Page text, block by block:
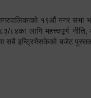
१९औं नगर सभा
लागि महत्त्वपूर्ण नीति,
सबै इन्ट्रिभैसकेको बजेट